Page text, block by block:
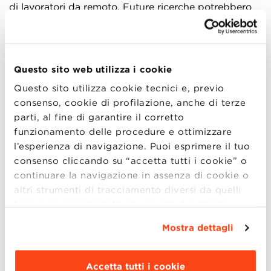
Questo sito web utilizza i cookie
Questo sito utilizza cookie tecnici e, previo
consenso, cookie di profilazione, anche di terze
parti, al fine di garantire il corretto
funzionamento delle procedure e ottimizzare
l’esperienza di navigazione. Puoi esprimere il tuo
consenso cliccando su “accetta tutti i cookie” o
continuare la navigazione in assenza di cookie o
altri strumenti di tracciamento diversi da quelli
tecnici semplicemente chiudendo il presente
Dettagli ”. Per
modificare le impostazioni di navigazione e
scegliere le funzionalità, le terze parti e i cookie
Mostra dettagli
Accetta tutti i cookie
di lavoratori da remoto. Future ricerche potrebbero
utilizzare campioni maggiormente rappresentativi e
indagare ulteriormente il ruolo delle risorse lavorative
In conclusione, questa ricerca evidenzia l’importanza
per le organizzazioni di dare priorità al benessere dei
loro lavoratori, comprendendo l’impatto delle
variabili organizzative sull’autoefficacia nel lavoro da
remoto. Migliorando la produttività e l’autoefficacia
dei lavoratori da remoto, le organizzazioni possono
allo stesso tempo promuovere un ambiente di lavoro
più positivo e sano, affrontando con successo le
sfide del lavoro a distanza.
Articolo tratto da